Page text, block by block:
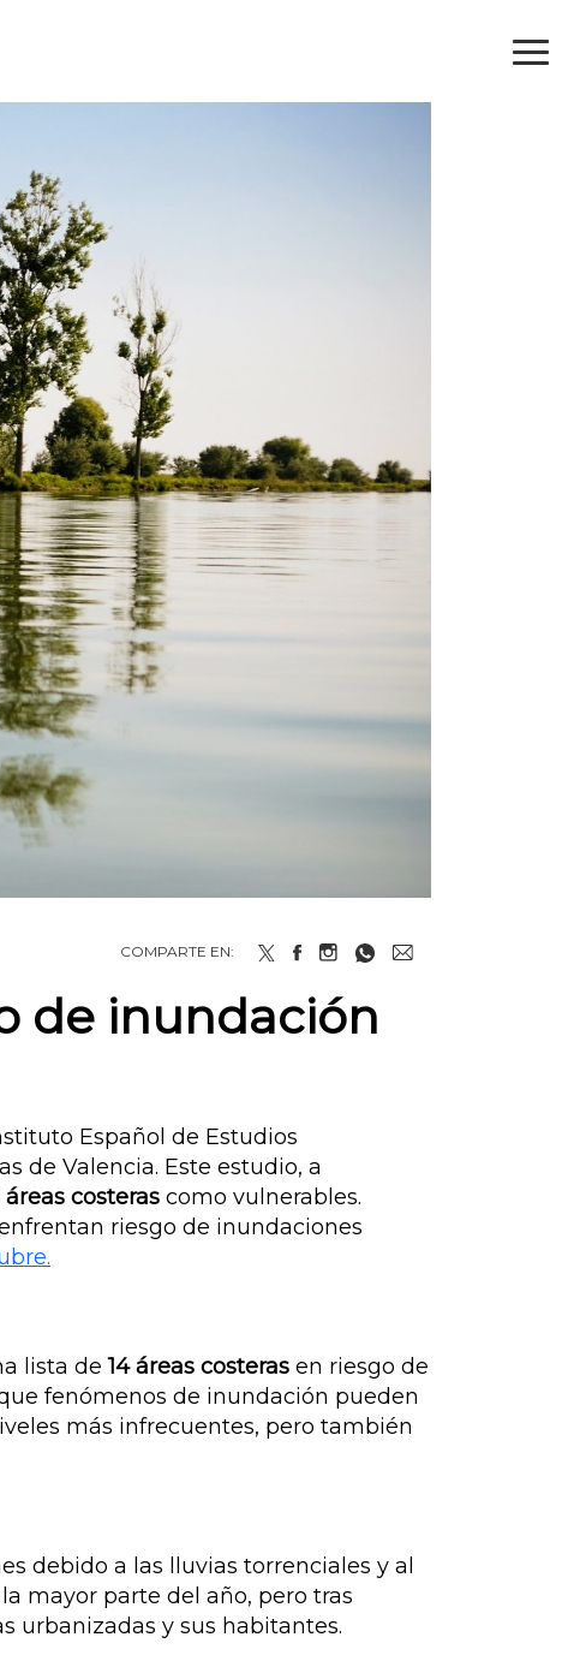
COMPARTE EN:
de inundación
Español de Estudios
de Valencia. Este estudio, a
costeras como vulnerables.
riesgo de inundaciones
lista de14 áreas costeras en riesgo de
fenómenos de inundación pueden
más infrecuentes, pero también
debido a las lluvias torrenciales y al
mayor parte del año, pero tras
urbanizadas y sus habitantes.